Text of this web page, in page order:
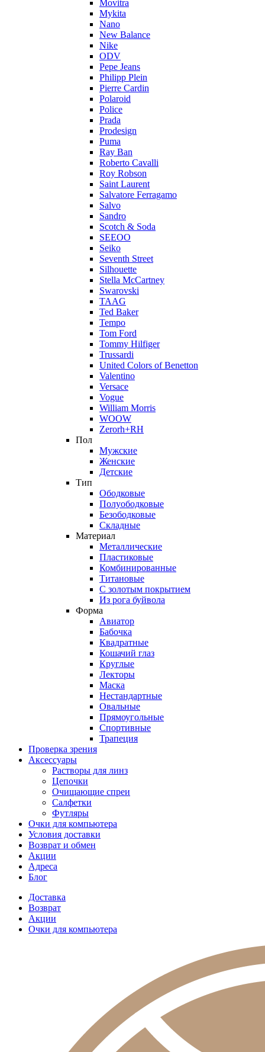
Movitra
Mykita
Nano
New Balance
Nike
ODV
Pepe Jeans
Philipp Plein
Pierre Cardin
Polaroid
Police
Prada
Prodesign
Puma
Ray Ban
Roberto Cavalli
Roy Robson
Saint Laurent
Salvatore Ferragamo
Salvo
Sandro
Scotch & Soda
SEEOO
Seiko
Seventh Street
Silhouette
Stella McCartney
Swarovski
TAAG
Ted Baker
Tempo
Tom Ford
Tommy Hilfiger
Trussardi
United Colors of Benetton
Valentino
Versace
Vogue
William Morris
WOOW
Zerorh+RH
Пол
Мужские
Женские
Детские
Тип
Ободковые
Полуободковые
Безободковые
Складные
Материал
Металлические
Пластиковые
Комбинированные
Титановые
С золотым покрытием
Из рога буйвола
Форма
Авиатор
Бабочка
Квадратные
Кошачий глаз
Круглые
Лекторы
Маска
Нестандартные
Овальные
Прямоугольные
Спортивные
Трапеция
Проверка зрения
Аксессуары
Растворы для линз
Цепочки
Очищающие спреи
Салфетки
Футляры
Очки для компьютера
Условия доставки
Возврат и обмен
Акции
Адреса
Блог
Доставка
Возврат
Акции
Очки для компьютера